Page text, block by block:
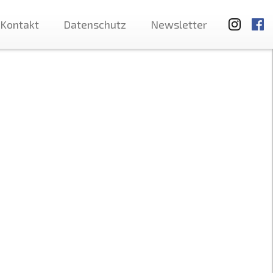
Kontakt Datenschutz Newsletter